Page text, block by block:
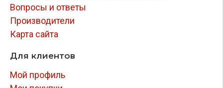
Вопросы и ответы
Производители
Карта сайта
Для клиентов
Мой профиль